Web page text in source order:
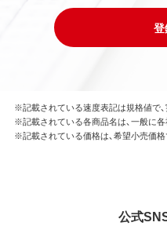
※記載されている速度表記は規格値で
※記載されている各商品名は、一般に
※記載されている価格は、希望小売価格
公式